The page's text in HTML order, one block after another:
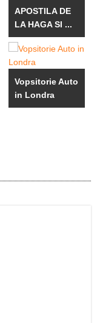
APOSTILA DE
LA HAGA SI ...
Vopsitorie Auto
in Londra